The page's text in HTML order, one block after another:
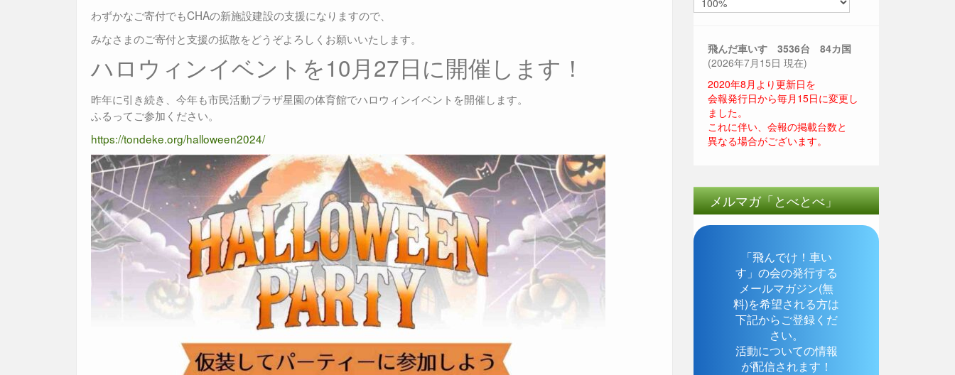
わずかなご寄付でもCHAの新施設建設の支援になりますので、
みなさまのご寄付と支援の拡散をどうぞよろしくお願いいたします。
ハロウィンイベントを10月27日に開催します！
昨年に引き続き、今年も市民活動プラザ星園の体育館でハロウィンイベントを開催します。
ふるってご参加ください。
https://tondeke.org/halloween2024/
飛んだ車いす 3536台 84カ国
(2026年7月15日 現在)
2020年8月より更新日を
会報発行日から毎月15日に変更し
ました。
これに伴い、会報の掲載台数と
異なる場合がございます。
メルマガ「とべとべ」
「飛んでけ！車い
す」の会の発行する
メールマガジン(無
料)を希望される方は
下記からご登録くだ
さい。
活動についての情報
が配信されます！